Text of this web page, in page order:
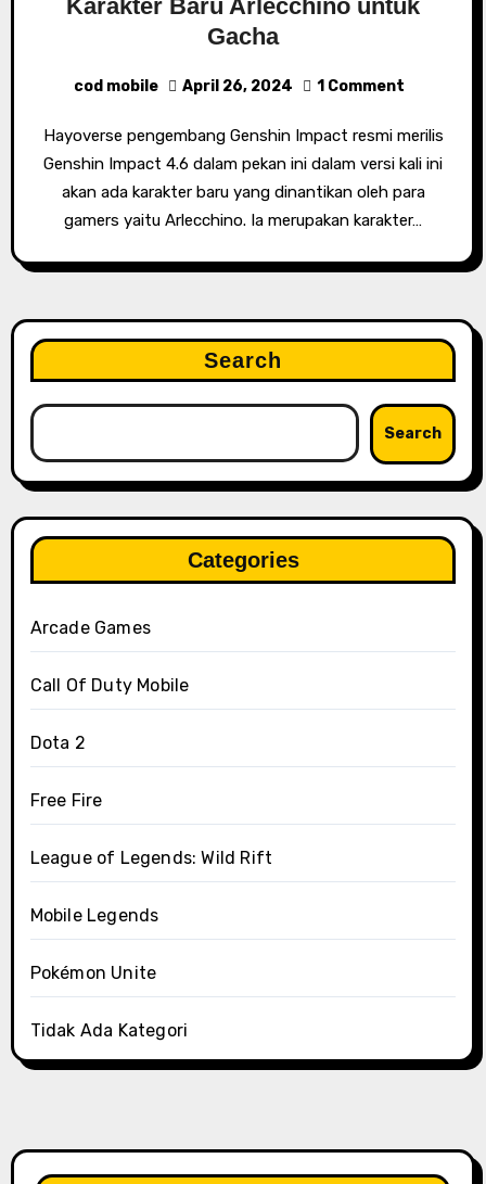
Karakter Baru Arlecchino untuk
Gacha
cod mobile April 26, 2024 1 Comment
Hayoverse pengembang Genshin Impact resmi merilis
Genshin Impact 4.6 dalam pekan ini dalam versi kali ini
akan ada karakter baru yang dinantikan oleh para
gamers yaitu Arlecchino. Ia merupakan karakter…
Search
Search
Categories
Arcade Games
Call Of Duty Mobile
Dota 2
Free Fire
League of Legends: Wild Rift
Mobile Legends
Pokémon Unite
Tidak Ada Kategori